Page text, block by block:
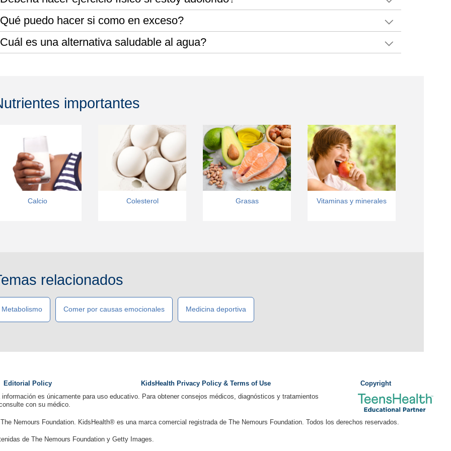
puedo hacer si como en exceso?
es una alternativa saludable al agua?
importantes
Calcio Colesterol Grasas Vitaminas y minerales
relacionados
Metabolismo Comer por causas emocionales Medicina deportiva
Editorial Policy KidsHealth Privacy Policy & Terms of Use
Copyright
información es únicamente para uso educativo. Para obtener consejos médicos, diagnósticos y tratamientos
con su médico.
Nemours Foundation. KidsHealth® es una marca comercial registrada de The Nemours Foundation. Todos los derechos reservados.
de The Nemours Foundation y Getty Images.